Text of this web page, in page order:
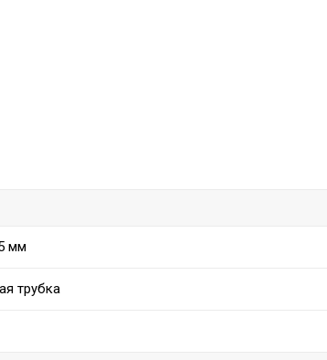
мм
трубка